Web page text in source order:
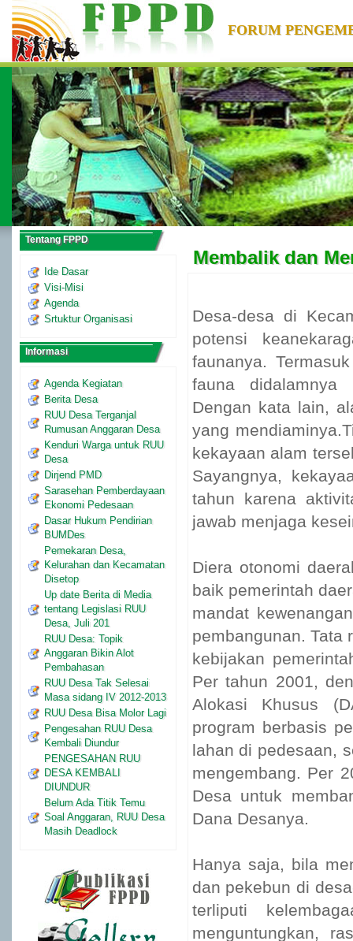
FORUM
Tentang FPPD
Ide Dasar
Visi-Misi
Agenda
Srtuktur Organisasi
Informasi
Agenda Kegiatan
Berita Desa
RUU Desa Terganjal
Rumusan Anggaran Desa
Kenduri Warga untuk RUU
Desa
Dirjend PMD
Sarasehan Pemberdayaan
Ekonomi Pedesaan
Dasar Hukum Pendirian
BUMDes
Pemekaran Desa,
Kelurahan dan Kecamatan
Disetop
Up date Berita di Media
tentang Legislasi RUU
Desa, Juli 201
RUU Desa: Topik
Anggaran Bikin Alot
Pembahasan
RUU Desa Tak Selesai
Masa sidang IV 2012-2013
RUU Desa Bisa Molor Lagi
Pengesahan RUU Desa
Kembali Diundur
PENGESAHAN RUU
DESA KEMBALI
DIUNDUR
Belum Ada Titik Temu
Soal Anggaran, RUU Desa
Masih Deadlock
Membalik dan
Desa-desa di
potensi
faunanya.
fauna didalamnya
Dengan kata lain,
yang
kekayaan alam
Sayangnya,
tahun karena
jawab menjaga
Diera otonomi
baik pemerintah
mandat
pembangunan. Tata
kebijakan
Per tahun 2001,
Alokasi Khusus
program berbasis
lahan di pedesaan,
mengembang. Per
Desa untuk
Dana Desanya.
Hanya saja, bila
dan pekebun di
terliputi
menguntungkan,